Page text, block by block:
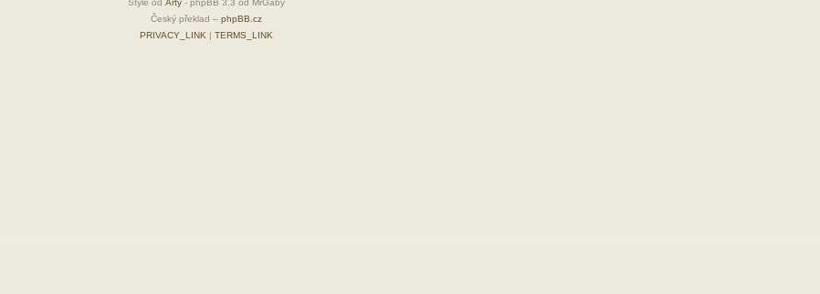
Český překlad – phpBB.cz
PRIVACY_LINK | TERMS_LINK